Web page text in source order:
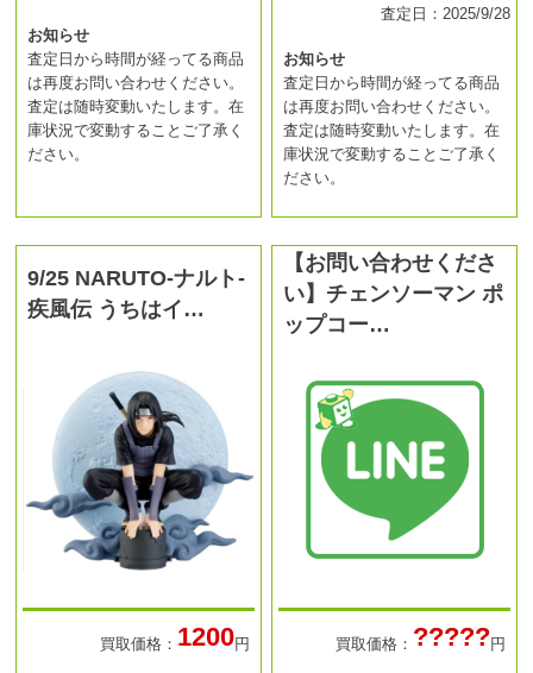
お知らせ
査定日から時間が経ってる商品
は再度お問い合わせください。
査定は随時変動いたします。在
庫状況で変動することご了承く
ださい。
査定日：2025/9/28
お知らせ
査定日から時間が経ってる商品
は再度お問い合わせください。
査定は随時変動いたします。在
庫状況で変動することご了承く
ださい。
9/25 NARUTO-ナルト-
疾風伝 うちはイ…
買取価格： 1200円
【お問い合わせくださ
い】チェンソーマン ポ
ップコー…
買取価格： ?????円